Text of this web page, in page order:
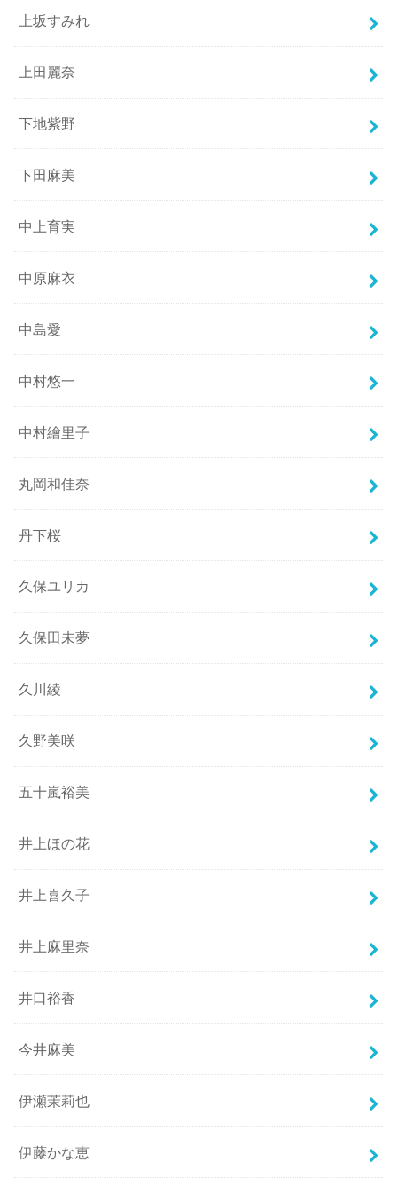
上坂すみれ
上田麗奈
下地紫野
下田麻美
中上育実
中原麻衣
中島愛
中村悠一
中村繪里子
丸岡和佳奈
丹下桜
久保ユリカ
久保田未夢
久川綾
久野美咲
五十嵐裕美
井上ほの花
井上喜久子
井上麻里奈
井口裕香
今井麻美
伊瀬茉莉也
伊藤かな恵